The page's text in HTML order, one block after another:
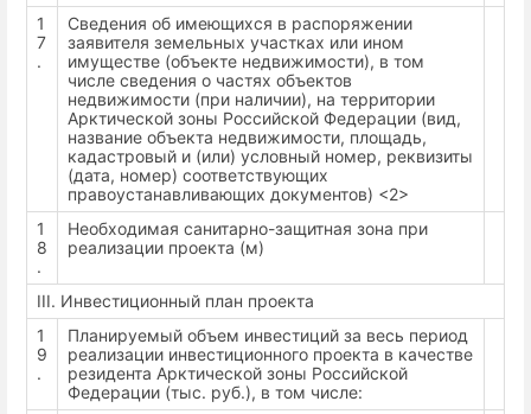
1
7
.
Сведения об имеющихся в распоряжении
заявителя земельных участках или ином
имуществе (объекте недвижимости), в том
числе сведения о частях объектов
недвижимости (при наличии), на территории
Арктической зоны Российской Федерации (вид,
название объекта недвижимости, площадь,
кадастровый и (или) условный номер, реквизиты
(дата, номер) соответствующих
правоустанавливающих документов) <2>
1
8
.
Необходимая санитарно-защитная зона при
реализации проекта (м)
III. Инвестиционный план проекта
1
9
.
Планируемый объем инвестиций за весь период
реализации инвестиционного проекта в качестве
резидента Арктической зоны Российской
Федерации (тыс. руб.), в том числе: